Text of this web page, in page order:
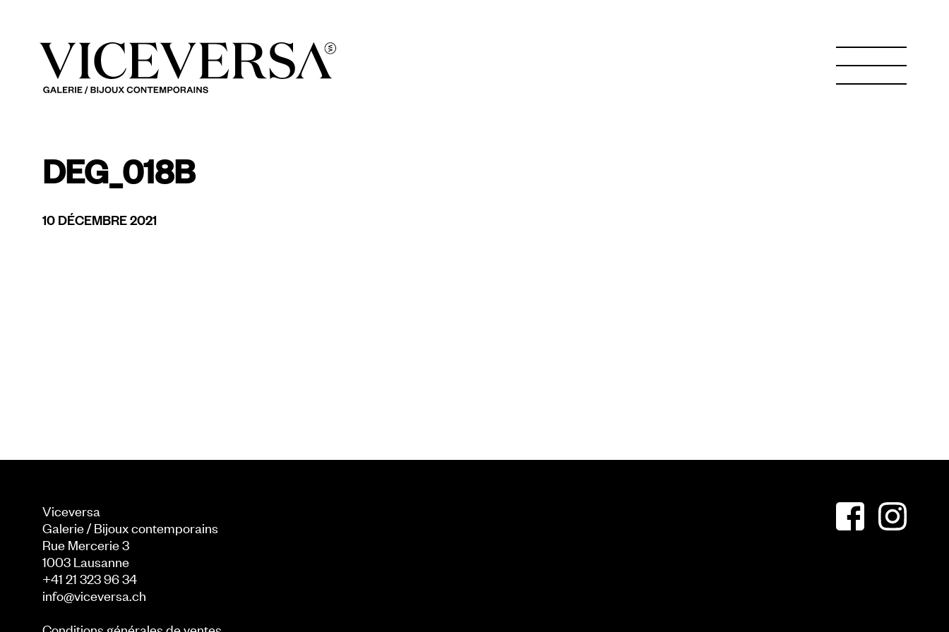
DEG_018B
10 DÉCEMBRE 2021
Viceversa
Galerie / Bijoux contemporains
Rue Mercerie 3
1003 Lausanne
+41 21 323 96 34
info@viceversa.ch